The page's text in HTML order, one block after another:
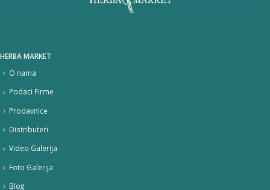
HERBA MARKET
O nama
Podaci Firme
Prodavnice
Distributeri
Video Galerija
Foto Galerija
Blog